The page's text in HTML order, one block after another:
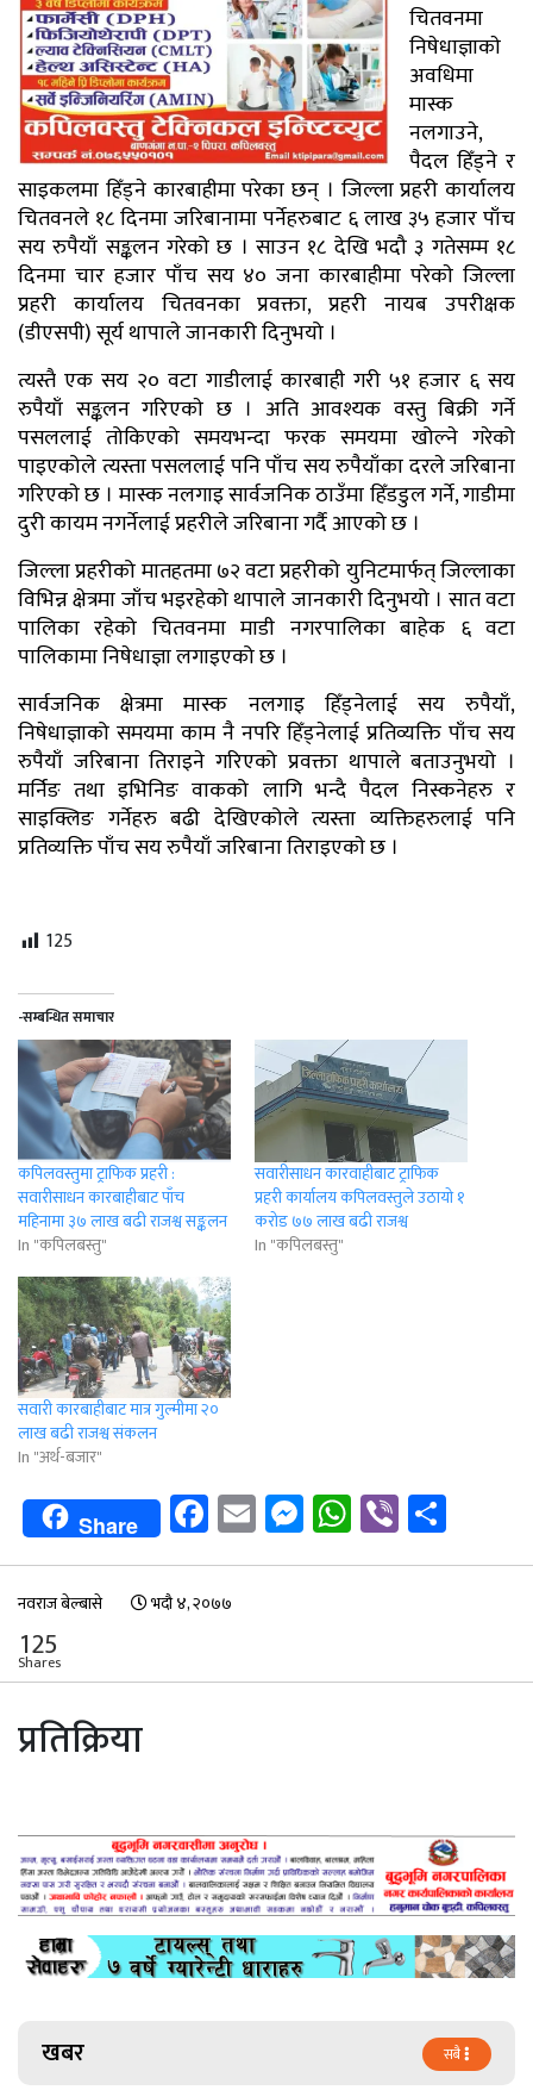
चितवनमा
निषेधाज्ञाकाे
अवधिमा
मास्क
नलगाउने,
पैदल हिँड्ने र
साइकलमा हिँड्ने कारबाहीमा परेका छन् । जिल्ला प्रहरी कार्यालय
चितवनले १८ दिनमा जरिबानामा पर्नेहरुबाट ६ लाख ३५ हजार पाँच
सय रुपैयाँ सङ्कलन गरेको छ । साउन १८ देखि भदौ ३ गतेसम्म १८
दिनमा चार हजार पाँच सय ४० जना कारबाहीमा परेकाे जिल्ला
प्रहरी कार्यालय चितवनका प्रवक्ता, प्रहरी नायब उपरीक्षक
(डीएसपी) सूर्य थापाले जानकारी दिनुभयो ।
त्यस्तै एक सय २० वटा गाडीलाई कारबाही गरी ५१ हजार ६ सय
रुपैयाँ सङ्कलन गरिएकाे छ । अति आवश्यक वस्तु बिक्री गर्ने
पसललाई तोकिएको समयभन्दा फरक समयमा खोल्ने गरेको
पाइएकोले त्यस्ता पसललाई पनि पाँच सय रुपैयाँका दरले जरिबाना
गरिएकाे छ । मास्क नलगाइ सार्वजनिक ठाउँमा हिँडडुल गर्ने, गाडीमा
दुरी कायम नगर्नेलाई प्रहरीले जरिबाना गर्दै आएको छ ।
जिल्ला प्रहरीको मातहतमा ७२ वटा प्रहरीको युनिटमार्फत् जिल्लाका
विभिन्न क्षेत्रमा जाँच भइरहेको थापाले जानकारी दिनुभयो । सात वटा
पालिका रहेको चितवनमा माडी नगरपालिका बाहेक ६ वटा
पालिकामा निषेधाज्ञा लगाइएको छ ।
सार्वजनिक क्षेत्रमा मास्क नलगाइ हिँड्नेलाई सय रुपैयाँ,
निषेधाज्ञाको समयमा काम नै नपरि हिँड्नेलाई प्रतिव्यक्ति पाँच सय
रुपैयाँ जरिबाना तिराइने गरिएको प्रवक्ता थापाले बताउनुभयो ।
मर्निङ तथा इभिनिङ वाकको लागि भन्दै पैदल निस्कनेहरु र
साइक्लिङ गर्नेहरु बढी देखिएकोले त्यस्ता व्यक्तिहरुलाई पनि
प्रतिव्यक्ति पाँच सय रुपैयाँ जरिबाना तिराइएकाे छ ।
125
-सम्बन्धित समाचार
कपिलवस्तुमा ट्राफिक प्रहरी :
सवारीसाधन कारबाहीबाट पाँच
महिनामा ३७ लाख बढी राजश्व सङ्कलन
In "कपिलबस्तु"
सवारीसाधन कारवाहीबाट ट्राफिक
प्रहरी कार्यालय कपिलवस्तुले उठायाे १
करोड ७७ लाख बढी राजश्व
In "कपिलबस्तु"
सवारी कारबाहीबाट मात्र गुल्मीमा २०
लाख बढी राजश्व संकलन
In "अर्थ-बजार"
Share Facebook
EmailMessenger
WhatsApp
Viber
नवराज बेल्बासे भदौ ४, २०७७
125
Shares
प्रतिक्रिया
खबर सबै